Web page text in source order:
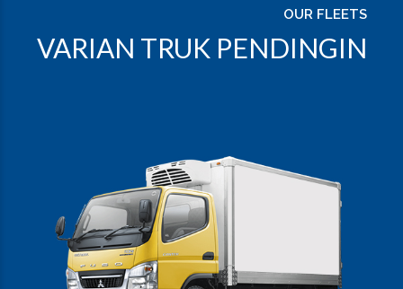
OUR FLEETS
VARIAN TRUK PENDINGIN